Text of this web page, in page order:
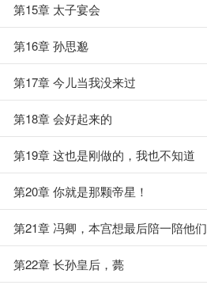
第15章 太子宴会
第16章 孙思邈
第17章 今儿当我没来过
第18章 会好起来的
第19章 这也是刚做的，我也不知道
第20章 你就是那颗帝星！
第21章 冯卿，本宫想最后陪一陪他们
第22章 长孙皇后，薨